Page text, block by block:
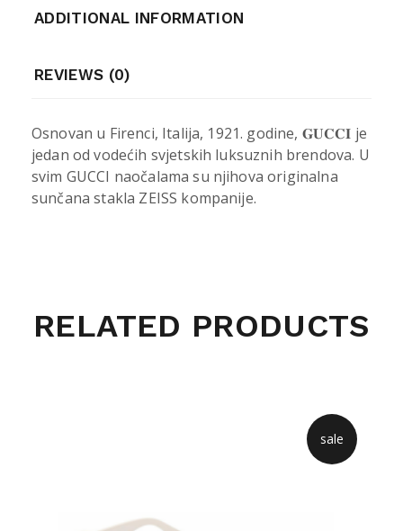
ADDITIONAL INFORMATION
REVIEWS (0)
Osnovan u Firenci, Italija, 1921. godine, 𝐆𝐔𝐂𝐂𝐈 je
jedan od vodećih svjetskih luksuznih brendova. U
svim GUCCI naočalama su njihova originalna
sunčana stakla ZEISS kompanije.
RELATED PRODUCTS
sale